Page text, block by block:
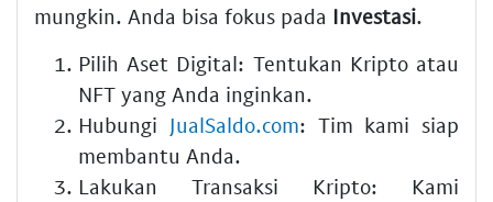
mungkin. Anda bisa fokus pada Investasi.
Pilih Aset Digital: Tentukan Kriptoatau
NFT yang Anda inginkan.
Hubungi JualSaldo.com: Tim kami siap
membantu Anda.
Lakukan Transaksi Kripto: Kami